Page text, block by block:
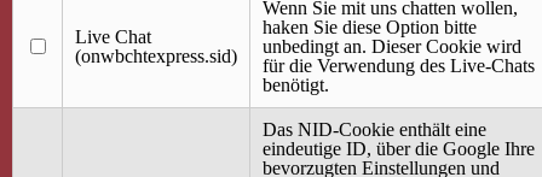
Terminkalender
Gemeinsam aktiv
Gemeinsam unterwegs
wirFAIRändern
Angebot / Kurs suchen
Live Chat
(onwbchtexpress.sid)
Wenn Sie mit uns chatten wollen,
haken Sie diese Option bitte
unbedingt an. Dieser Cookie wird
für die Verwendung des Live-Chats
benötigt.
Das NID-Cookie enthält eine
eindeutige ID, über die Google Ihre
bevorzugten Einstellungen und